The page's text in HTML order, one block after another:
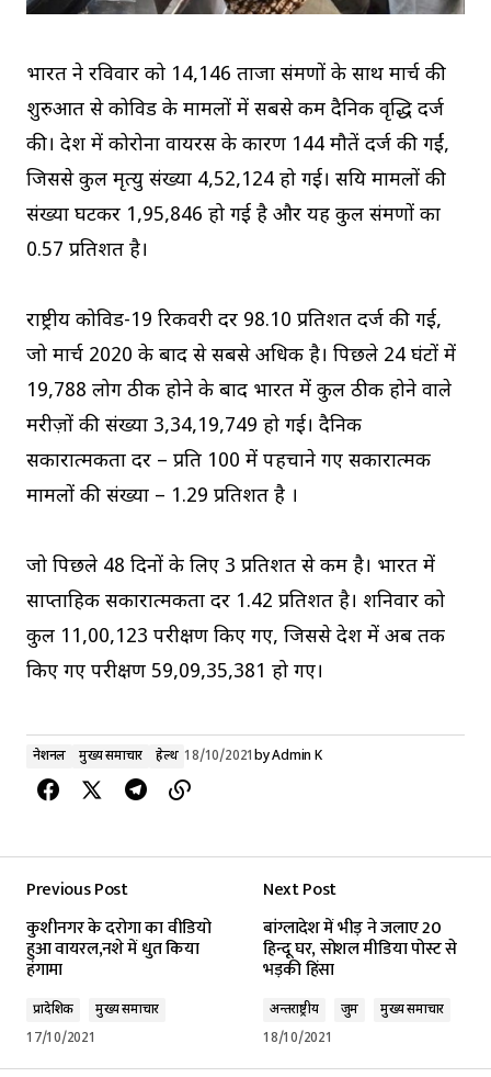
भारत ने रविवार को 14,146 ताजा संक्रमणों के साथ मार्च की
शुरुआत से कोविड के मामलों में सबसे कम दैनिक वृद्धि दर्ज
की। देश में कोरोना वायरस के कारण 144 मौतें दर्ज की गईं,
जिससे कुल मृत्यु संख्या 4,52,124 हो गई। सक्रिय मामलों की
संख्या घटकर 1,95,846 हो गई है और यह कुल संक्रमणों का
0.57 प्रतिशत है।
राष्ट्रीय कोविड-19 रिकवरी दर 98.10 प्रतिशत दर्ज की गई,
जो मार्च 2020 के बाद से सबसे अधिक है। पिछले 24 घंटों में
19,788 लोग ठीक होने के बाद भारत में कुल ठीक होने वाले
मरीज़ों की संख्या 3,34,19,749 हो गई। दैनिक
सकारात्मकता दर – प्रति 100 में पहचाने गए सकारात्मक
मामलों की संख्या – 1.29 प्रतिशत है ।
जो पिछले 48 दिनों के लिए 3 प्रतिशत से कम है। भारत में
साप्ताहिक सकारात्मकता दर 1.42 प्रतिशत है। शनिवार को
कुल 11,00,123 परीक्षण किए गए, जिससे देश में अब तक
किए गए परीक्षण 59,09,35,381 हो गए।
नेशनल मुख्य समाचार हेल्थ 18/10/2021byAdmin K
Previous Post
कुशीनगर के दरोगा का वीडियो
हुआ वायरल,नशे में धुत किया
हंगामा
प्रादेशिक
मुख्य समाचार
17/10/2021
Next Post
बांग्लादेश में भीड़ ने जलाए 20
हिन्दू घर, सोशल मीडिया पोस्ट से
भड़की हिंसा
अन्तर्राष्ट्रीय जुर्म
मुख्य समाचार
18/10/2021